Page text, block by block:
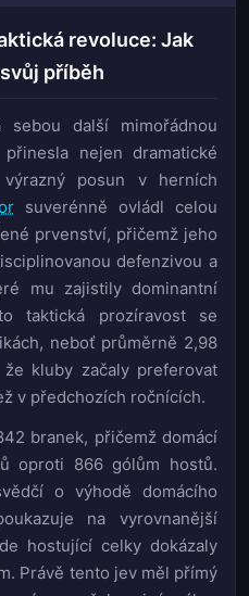
revoluce: Jak
příběh
další mimořádnou
nejen dramatické
posun v herních
suverénně ovládl celou
prvenství, přičemž jeho
defenzivou a
mu zajistily dominantní
taktická prozíravost se
neboť průměrně 2,98
kluby začaly preferovat
v předchozích ročnících.
branek, přičemž domácí
oproti 866 gólům hostů.
o výhodě domácího
na vyrovnanější
hostující celky dokázaly
Právě tento jev měl přímý